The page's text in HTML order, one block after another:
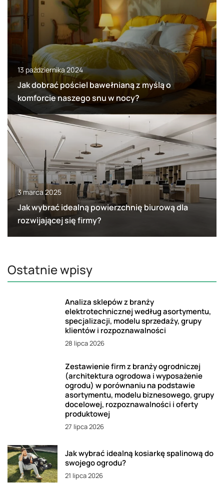
13 października 2024
Jak dobrać pościel bawełnianą z myślą o
komforcie naszego snu w nocy?
3 marca 2025
Jak wybrać idealną powierzchnię biurową dla
rozwijającej się firmy?
Ostatnie wpisy
Analiza sklepów z branży
elektrotechnicznej według asortymentu,
specjalizacji, modelu sprzedaży, grupy
klientów i rozpoznawalności
28 lipca 2026
Zestawienie firm z branży ogrodniczej
(architektura ogrodowa i wyposażenie
ogrodu) w porównaniu na podstawie
asortymentu, modelu biznesowego, grupy
docelowej, rozpoznawalności i oferty
produktowej
27 lipca 2026
Jak wybrać idealną kosiarkę spalinową do
swojego ogrodu?
21 lipca 2026